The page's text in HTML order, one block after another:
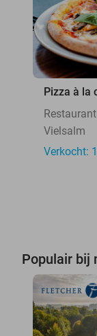
Pizza à la
Vielsalm
Verkocht:
Populair bij